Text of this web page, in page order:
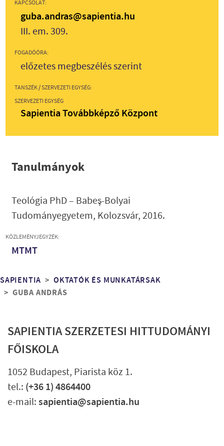
KAPCSOLAT:
guba.andras@sapientia.hu
III. em. 309.
FOGADÓÓRA:
előzetes megbeszélés szerint
TANSZÉK / SZERVEZETI EGYSÉG:
SZERVEZETI EGYSÉG
Sapientia Továbbképző Központ
Tanulmányok
Teológia PhD– Babeş-Bolyai
Tudományegyetem, Kolozsvár, 2016.
KÖZLEMÉNYJEGYZÉK:
MTMT
Morzsa
SAPIENTIA OKTATÓK ÉS MUNKATÁRSAK
GUBA ANDRÁS
SAPIENTIA SZERZETESI HITTUDOMÁNYI
FŐISKOLA
1052 Budapest, Piarista köz 1.
tel.: (+36 1) 4864400
e-mail:sapientia@sapientia.hu